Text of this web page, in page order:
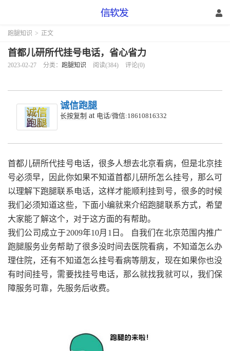
跑腿知识 > 正文
首都儿研所代挂号电话，省心省力
2023-02-27 分类： 跑腿知识 阅读(384) 评论(0)
诚信跑腿
长按复制 at 电话/微信:18610816332
首都儿研所代挂号电话，很多人想去北京看病，但是北京挂
号必须早，因此你如果不知道首都儿研所怎么挂号，那么可
以理解下跑腿联系电话，这样才能顺利挂到号，很多的时候
我们必须知道这些，下面小编就来介绍跑腿联系方式，希望
大家能了解这个，对于这方面的有帮助。
我们公司成立于2009年10月1日。 自我们在北京范围内推广
跑腿服务业务帮助了很多没时间去医院看病，不知道怎么办
理住院，还有不知道怎么挂号看病等朋友，现在如果你也没
有时间挂号，需要找挂号电话，那么就找我就可以，我们保
障服务可靠，先服务后收费。